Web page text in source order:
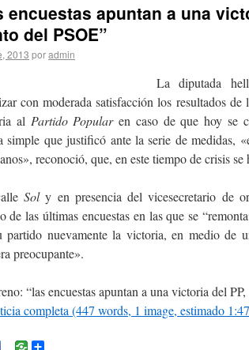
encuestas apuntan a una
del PSOE”
2013 poradmin
La diputada
con moderada satisfacción los resultados de
al Partido Popularen caso de que hoy se
simple que justificó ante la serie de medidas,
reconoció, que, en este tiempo de crisis se
Soly en presencia del vicesecretario de
de las últimas encuestas en las que se
partido nuevamente la victoria, en medio de
preocupante».
“las encuestas apuntan a una victoria del
completa (447 words, 1 image, estimado